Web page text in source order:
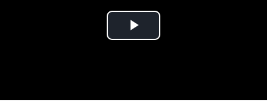
התאונה הקטלנית הלילה (שלישי), בה נהרגה צעירה